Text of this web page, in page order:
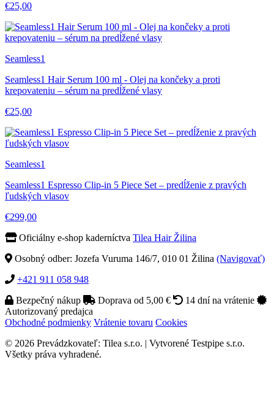
€25,00
Seamless1
Seamless1 Hair Serum 100 ml - Olej na končeky a proti
krepovateniu – sérum na predĺžené vlasy
€25,00
Seamless1
Seamless1 Espresso Clip-in 5 Piece Set – predĺženie z pravých
ľudských vlasov
€299,00
Oficiálny e-shop kaderníctva Tilea Hair Žilina
Osobný odber: Jozefa Vuruma 146/7, 010 01 Žilina (Navigovať)
+421 911 058 948
Bezpečný nákup
Doprava od 5,00 €
14 dní na vrátenie
Autorizovaný predajca
Obchodné podmienky Vrátenie tovaru Cookies
© 2026 Prevádzkovateľ: Tilea s.r.o. | Vytvorené Testpipe s.r.o.
Všetky práva vyhradené.